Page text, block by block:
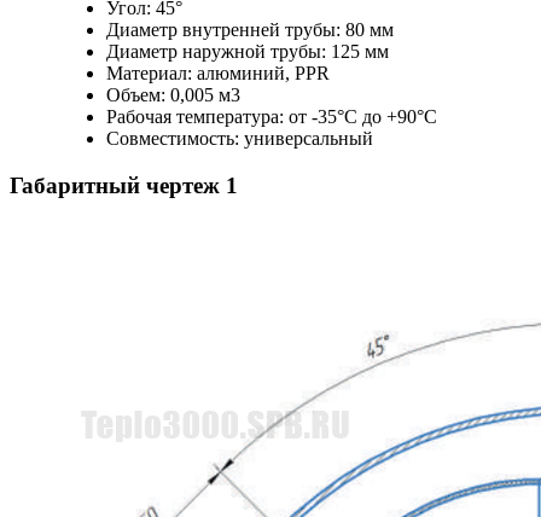
Угол: 45°
Диаметр внутренней трубы: 80 мм
Диаметр наружной трубы: 125 мм
Материал: алюминий, PPR
Объем: 0,005 м3
Рабочая температура: от -35°C до +90°C
Совместимость: универсальный
Габаритный чертеж 1